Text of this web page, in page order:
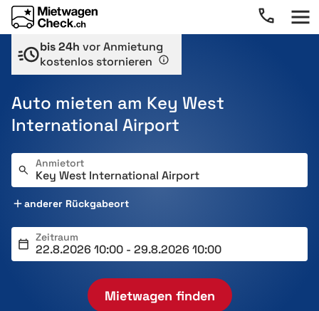
bis 24h vor Anmietung
kostenlos stornieren
Auto mieten am Key West
International Airport
Anmietort
anderer Rückgabeort
Zeitraum
Mietwagen finden